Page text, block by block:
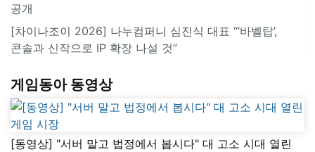
공개
[차이나조이 2026] 나누컴퍼니 심진식 대표 “‘바벨탑’,
콘솔과 신작으로 IP 확장 나설 것”
게임동아 동영상
[동영상] "서버 말고 법정에서 봅시다" 대 고소 시대 열린